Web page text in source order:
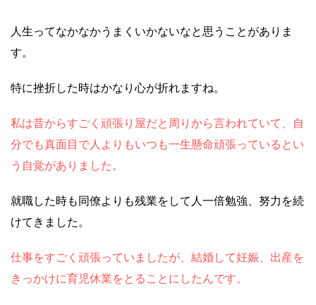
人生ってなかなかうまくいかないなと思うことがありま
す。
特に挫折した時はかなり心が折れますね。
私は昔からすごく頑張り屋だと周りから言われていて、自
分でも真面目で人よりもいつも一生懸命頑張っているとい
う自覚がありました。
就職した時も同僚よりも残業をして人一倍勉強、努力を続
けてきました。
仕事をすごく頑張っていましたが、結婚して妊娠、出産を
きっかけに育児休業をとることにしたんです。